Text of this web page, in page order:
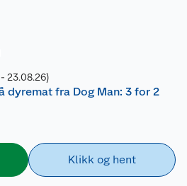
- 23.08.26)
dyremat fra Dog Man: 3 for 2
Klikk og hent